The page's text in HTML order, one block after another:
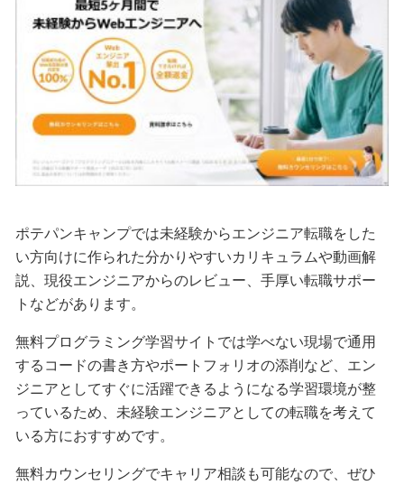
ポテパンキャンプでは未経験からエンジニア転職をした
い方向けに作られた分かりやすいカリキュラムや動画解
説、現役エンジニアからのレビュー、手厚い転職サポー
トなどがあります。
無料プログラミング学習サイトでは学べない現場で通用
するコードの書き方やポートフォリオの添削など、エン
ジニアとしてすぐに活躍できるようになる学習環境が整
っているため、未経験エンジニアとしての転職を考えて
いる方におすすめです。
無料カウンセリングでキャリア相談も可能なので、ぜひ